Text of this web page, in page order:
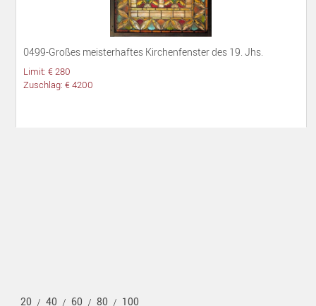
0499-Großes meisterhaftes Kirchenfenster des 19. Jhs.
Limit: € 280
Zuschlag: € 4200
20 / 40 / 60 / 80 / 100